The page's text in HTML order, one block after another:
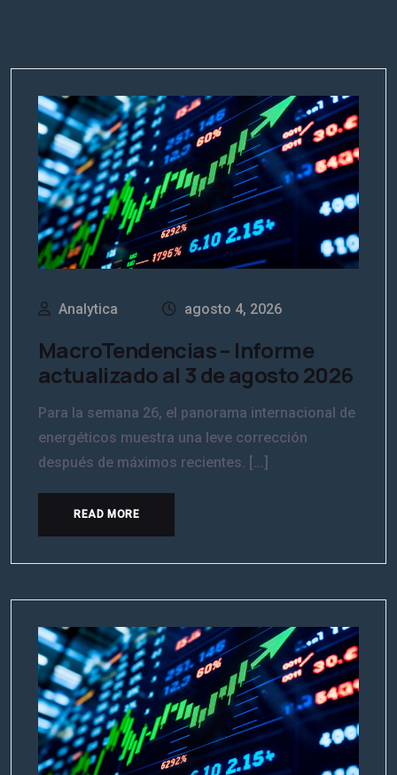
Analytica agosto 4, 2026
MacroTendencias – Informe
actualizado al 3 de agosto 2026
Para la semana 26, el panorama internacional de
energéticos muestra una leve corrección
después de máximos recientes. [...]
READ MORE